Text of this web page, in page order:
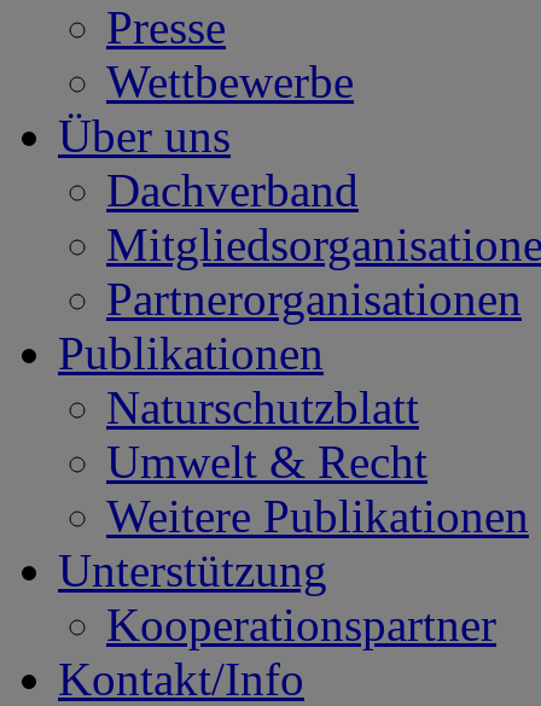
Presse
Wettbewerbe
Über uns
Dachverband
Partnerorganisationen
Publikationen
Naturschutzblatt
Umwelt & Recht
Weitere Publikationen
Unterstützung
Kooperationspartner
Kontakt/Info